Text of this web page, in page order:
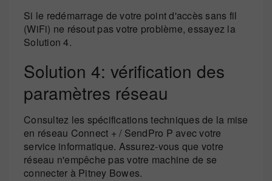
Si le redémarrage de votre point d'accès sans fil
(WiFi) ne résout pas votre problème, essayez la
Solution 4.
Solution 4: vérification des
paramètres réseau
Consultez les spécifications techniques de la mise
en réseau Connect + / SendPro P avec votre
service informatique. Assurez-vous que votre
réseau n'empêche pas votre machine de se
connecter à Pitney Bowes.